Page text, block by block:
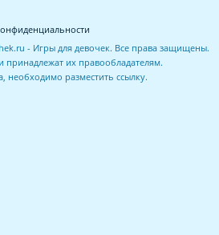
- Игры для девочек. Все права защищены.
их правообладателям.
необходимо разместить ссылку.